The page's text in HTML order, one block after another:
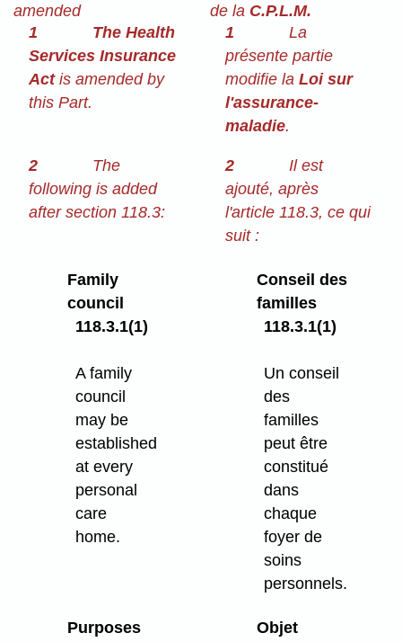
amended
1
The Health
Services Insurance
Actis amended by
this Part.
de la C.P.L.M.
1
La
présente partie
modifie laLoi sur
l'assurance-
maladie.
2
The
following is added
after section 118.3:
2
Il est
ajouté, après
l'article 118.3, ce qui
suit :
Family
council
118.3.1(1)
A family
council
may be
established
at every
personal
care
home.
Conseil des
familles
118.3.1(1)
Un conseil
des
familles
peut être
constitué
dans
chaque
foyer de
soins
personnels.
Purposes
Objet